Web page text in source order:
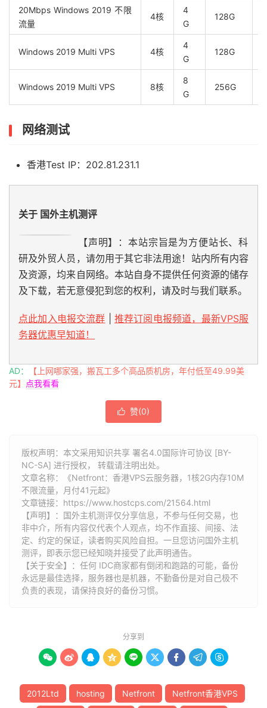
20Mbps Windows 2019 不限
流量
4核
4
G
128G
Windows 2019 Multi VPS 4核
4
G
128G
Windows 2019 Multi VPS 8核
8
G
256G
网络测试
香港Test IP：202.81.231.1
关于 国外主机测评
【声明】：本站宗旨是为方便站长、科
研及外贸人员，请勿用于其它非法用途！站内所有内容
及资源，均来自网络。本站自身不提供任何资源的储存
及下载，若无意侵犯到您的权利，请及时与我们联系。
点此加入电报交流群
推荐订阅电报频道，最新VPS服
务器优惠早知道！
AD：
【上网哪家强，搬瓦工多个高品质机房，年付低至49.99美
元】
点我看看
 赞(0)
版权声明：本文采用知识共享 署名4.0国际许可协议 [BY-
NC-SA] 进行授权， 转载请注明出处。
文章名称：《Netfront：香港VPS云服务器，1核2G内存10M
不限流量，月付41元起》
文章链接： https://www.hostcps.com/21564.html
【声明】：国外主机测评仅分享信息，不参与任何交易，也
非中介，所有内容仅代表个人观点，均不作直接、间接、法
定、约定的保证，读者购买风险自担。一旦您访问国外主机
测评，即表示您已经知晓并接受了此声明通告。
【关于安全】：任何 IDC商家都有倒闭和跑路的可能，备份
永远是最佳选择，服务器也是机器，不勤备份是对自己极不
负责的表现，请保持良好的备份习惯。
分享到
        
2012Ltd hosting Netfront Netfront香港VPS